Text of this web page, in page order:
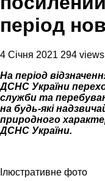
період
4 Січня 2021 294 views
На період
ДСНС України
служби та
на будь-які
природного
ДСНС України.
Ілюстративне фото